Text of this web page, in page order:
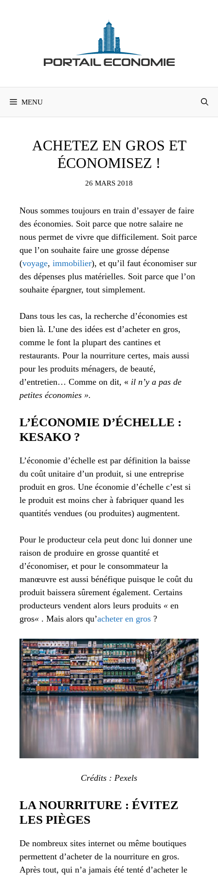
MENU
ACHETEZ EN GROS ET
ÉCONOMISEZ !
26 MARS 2018
Nous sommes toujours en train d’essayer de faire
des économies. Soit parce que notre salaire ne
nous permet de vivre que difficilement. Soit parce
que l’on souhaite faire une grosse dépense
(voyage, immobilier), et qu’il faut économiser sur
des dépenses plus matérielles. Soit parce que l’on
souhaite épargner, tout simplement.
Dans tous les cas, la recherche d’économies est
bien là. L’une des idées est d’acheter en gros,
comme le font la plupart des cantines et
restaurants. Pour la nourriture certes, mais aussi
pour les produits ménagers, de beauté,
d’entretien… Comme on dit, « il n’y a pas de
petites économies ».
L’ÉCONOMIE D’ÉCHELLE :
KESAKO ?
L’économie d’échelle est par définition la baisse
du coût unitaire d’un produit, si une entreprise
produit en gros. Une économie d’échelle c’est si
le produit est moins cher à fabriquer quand les
quantités vendues (ou produites) augmentent.
Pour le producteur cela peut donc lui donner une
raison de produire en grosse quantité et
d’économiser, et pour le consommateur la
manœuvre est aussi bénéfique puisque le coût du
produit baissera sûrement également. Certains
producteurs vendent alors leurs produits « en
gros« . Mais alors qu’acheter en gros ?
Crédits : Pexels
LA NOURRITURE : ÉVITEZ
LES PIÈGES
De nombreux sites internet ou même boutiques
permettent d’acheter de la nourriture en gros.
Après tout, qui n’a jamais été tenté d’acheter le